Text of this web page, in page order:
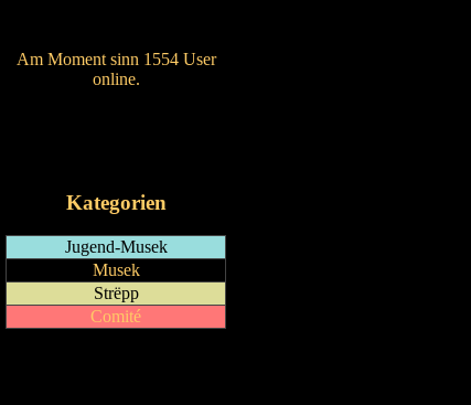
Am Moment sinn 1554 User
online.
Kategorien
Jugend-Musek
Musek
Strëpp
Comité